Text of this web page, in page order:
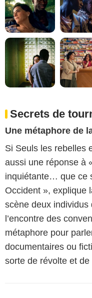
Secrets de
Une métaphore de
Si Seuls les rebelles
aussi une réponse à
inquiétante… que ce
Occident », explique
scène deux
l’encontre des
métaphore pour
documentaires ou
sorte de révolte et